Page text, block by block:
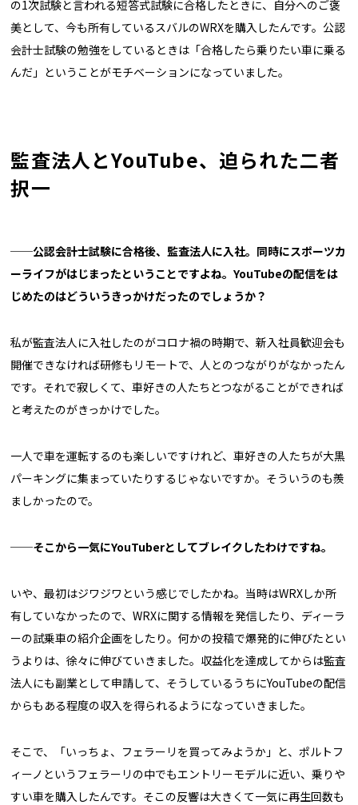
の1次試験と言われる短答式試験に合格したときに、自分へのご褒
美として、今も所有しているスバルのWRXを購入したんです。公認
会計士試験の勉強をしているときは「合格したら乗りたい車に乗る
んだ」ということがモチベーションになっていました。
監査法人とYouTube、迫られた二者
択一
──公認会計士試験に合格後、監査法人に入社。同時にスポーツカ
ーライフがはじまったということですよね。YouTubeの配信をは
じめたのはどういうきっかけだったのでしょうか？
私が監査法人に入社したのがコロナ禍の時期で、新入社員歓迎会も
開催できなければ研修もリモートで、人とのつながりがなかったん
です。それで寂しくて、車好きの人たちとつながることができれば
と考えたのがきっかけでした。
一人で車を運転するのも楽しいですけれど、車好きの人たちが大黒
パーキングに集まっていたりするじゃないですか。そういうのも羨
ましかったので。
──そこから一気にYouTuberとしてブレイクしたわけですね。
いや、最初はジワジワという感じでしたかね。当時はWRXしか所
有していなかったので、WRXに関する情報を発信したり、ディーラ
ーの試乗車の紹介企画をしたり。何かの投稿で爆発的に伸びたとい
うよりは、徐々に伸びていきました。収益化を達成してからは監査
法人にも副業として申請して、そうしているうちにYouTubeの配信
からもある程度の収入を得られるようになっていきました。
そこで、「いっちょ、フェラーリを買ってみようか」と、ポルトフ
ィーノというフェラーリの中でもエントリーモデルに近い、乗りや
すい車を購入したんです。そこの反響は大きくて一気に再生回数も